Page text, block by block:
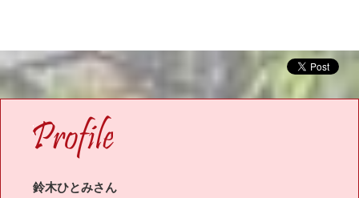
鈴木ひとみさん